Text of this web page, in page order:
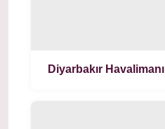
Diyarbakır Havalimanı